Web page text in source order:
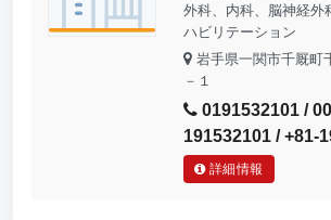
外科、内科、脳神経外
ハビリテーション
岩手県一関市千厩町
－１
0191532101 /
191532101 / +81-
詳細情報